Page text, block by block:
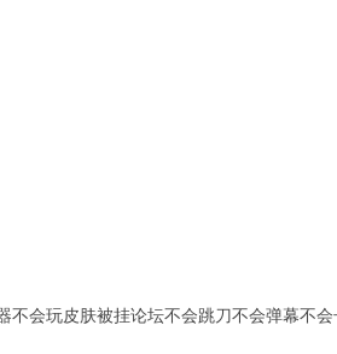
会玩皮肤被挂论坛不会跳刀不会弹幕不